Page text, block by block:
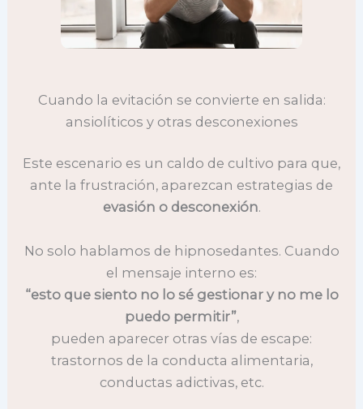
Cuando la evitación se convierte en salida:
ansiolíticos y otras desconexiones
Este escenario es un caldo de cultivo para que,
ante la frustración, aparezcan estrategias de
evasión o desconexión.
No solo hablamos de hipnosedantes. Cuando
el mensaje interno es:
“esto que siento no lo sé gestionar y no me lo
puedo permitir”,
pueden aparecer otras vías de escape:
trastornos de la conducta alimentaria,
conductas adictivas, etc.